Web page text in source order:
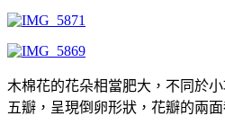
木棉花的花朵相當肥大，不同於
五瓣，呈現倒卵形狀，花瓣的兩